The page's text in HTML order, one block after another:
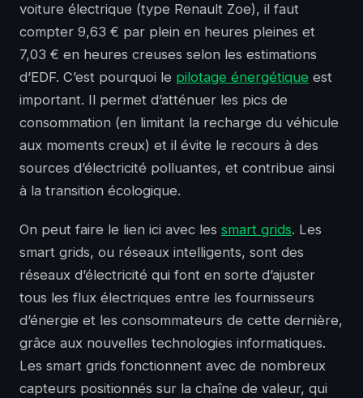
voiture électrique (type Renault Zoe), il faut
compter 9,63 € par plein en heures pleines et
7,03 € en heures creuses selon les estimations
d’EDF. C’est pourquoi le pilotage énergétique est
important. Il permet d’atténuer les pics de
consommation (en limitant la recharge du véhicule
aux moments creux) et il évite le recours à des
sources d’électricité polluantes, et contribue ainsi
à la transition écologique.
On peut faire le lien ici avec les smart grids. Les
smart grids, ou réseaux intelligents, sont des
réseaux d’électricité qui font en sorte d’ajuster
tous les flux électriques entre les fournisseurs
d’énergie et les consommateurs de cette dernière,
grâce aux nouvelles technologies informatiques.
Les smart grids fonctionnent avec de nombreux
capteurs positionnés sur la chaîne de valeur, qui